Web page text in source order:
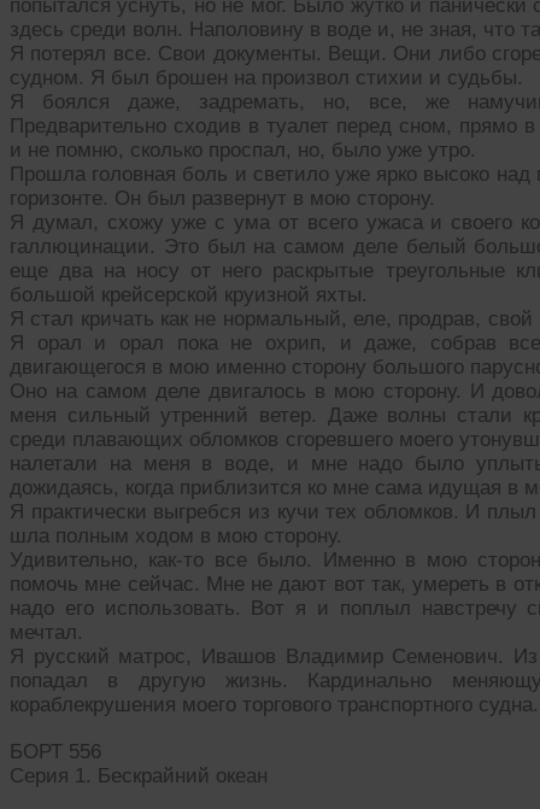
попытался уснуть, но не мог. Было жутко и панически
здесь среди волн. Наполовину в воде и, не зная, что
Я потерял все. Свои документы. Вещи. Они либо
судном. Я был брошен на произвол стихии и судьбы.
Я боялся даже, задремать, но, все, же
Предварительно сходив в туалет перед сном, прямо
и не помню, сколько проспал, но, было уже утро.
Прошла головная боль и светило уже ярко высоко
горизонте. Он был развернут в мою сторону.
Я думал, схожу уже с ума от всего ужаса и своего
галлюцинации. Это был на самом деле белый
еще два на носу от него раскрытые треугольные
большой крейсерской круизной яхты.
Я стал кричать как не нормальный, еле, продрав,
Я орал и орал пока не охрип, и даже, собрав
двигающегося в мою именно сторону большого
Оно на самом деле двигалось в мою сторону. И
меня сильный утренний ветер. Даже волны стали
среди плавающих обломков сгоревшего моего
налетали на меня в воде, и мне надо было
дожидаясь, когда приблизится ко мне сама идущая в
Я практически выгребся из кучи тех обломков. И
шла полным ходом в мою сторону.
Удивительно, как-то все было. Именно в мою
помочь мне сейчас. Мне не дают вот так, умереть в
надо его использовать. Вот я и поплыл навстречу
мечтал.
Я русский матрос, Ивашов Владимир Семенович. Из
попадал в другую жизнь. Кардинально
кораблекрушения моего торгового транспортного судна.
БОРТ 556
Серия 1. Бескрайний океан